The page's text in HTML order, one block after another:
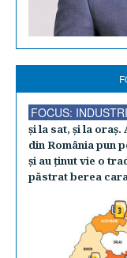
FOCUS:
şi la sat, şi la
din România pun
şi au ţinut vie o
păstrat berea